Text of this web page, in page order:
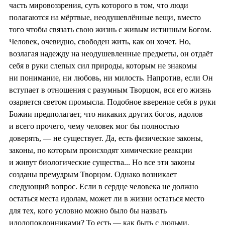
часть мировоззрения, суть которого в том, что люди
полагаются на мёртвые, неодушевлённые вещи, вместо
того чтобы связать свою жизнь с живым истинным Богом.
Человек, очевидно, свободен жить, как он хочет. Но,
возлагая надежду на неодушевленные предметы, он отдаёт
себя в руки слепых сил природы, которым не знакомы
ни понимание, ни любовь, ни милость. Напротив, если Он
вступает в отношения с разумным Творцом, вся его жизнь
озаряется светом промысла. Подобное вверение себя в руки
Божии предполагает, что никаких других богов, идолов
и всего прочего, чему человек мог бы полностью
доверять, — не существует. Да, есть физические законы,
законы, по которым происходят химические реакции
и живут биологические существа... Но все эти законы
созданы премудрым Творцом. Однако возникает
следующий вопрос. Если в сердце человека не должно
остаться места идолам, может ли в жизни остаться место
для тех, кого условно можно было бы назвать
идолопоклонниками? То есть — как быть с людьми,